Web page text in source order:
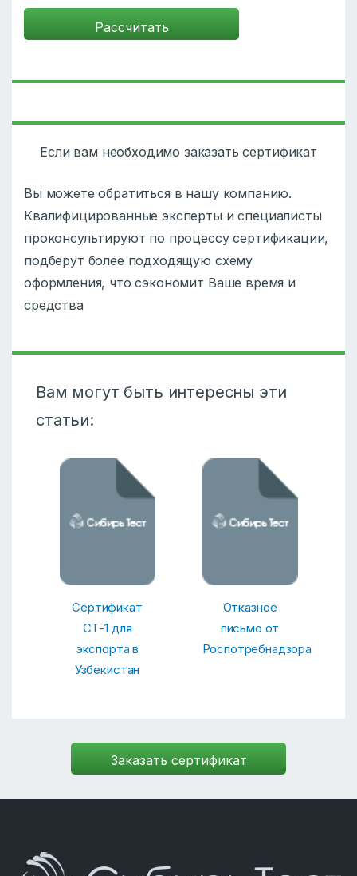
Если вам необходимо заказать сертификат
Вы можете обратиться в нашу компанию.
Квалифицированные эксперты и специалисты
проконсультируют по процессу сертификации,
подберут более подходящую схему
оформления, что сэкономит Ваше время и
средства
Вам могут быть интересны эти
статьи:
Сертификат
СТ-1 для
экспорта в
Узбекистан
Отказное
письмо от
Роспотребнадзора